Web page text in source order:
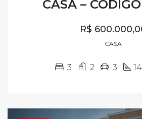
CASA –
R$
CASA
3 2 3